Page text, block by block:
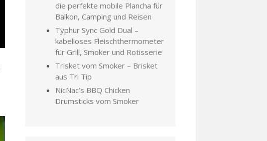
die perfekte mobile Plancha für
Balkon, Camping und Reisen
Typhur Sync Gold Dual –
kabelloses Fleischthermometer
für Grill, Smoker und Rotisserie
Trisket vom Smoker – Brisket
aus Tri Tip
NicNac’s BBQ Chicken
Drumsticks vom Smoker